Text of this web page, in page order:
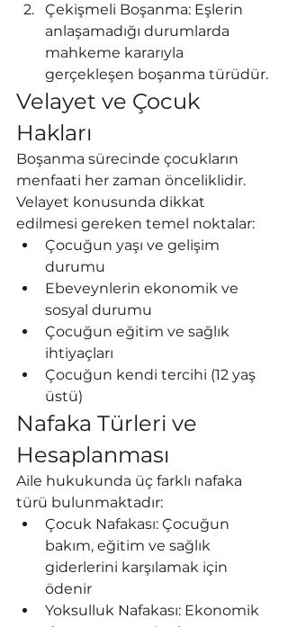
Çekişmeli Boşanma: Eşlerin
anlaşamadığı durumlarda
mahkeme kararıyla
gerçekleşen boşanma türüdür.
Velayet ve Çocuk
Hakları
Boşanma sürecinde çocukların
menfaati her zaman önceliklidir.
Velayet konusunda dikkat
edilmesi gereken temel noktalar:
Çocuğun yaşı ve gelişim
durumu
Ebeveynlerin ekonomik ve
sosyal durumu
Çocuğun eğitim ve sağlık
ihtiyaçları
Çocuğun kendi tercihi (12 yaş
üstü)
Nafaka Türleri ve
Hesaplanması
Aile hukukunda üç farklı nafaka
türü bulunmaktadır:
Çocuk Nafakası: Çocuğun
bakım, eğitim ve sağlık
giderlerini karşılamak için
ödenir
Yoksulluk Nafakası: Ekonomik